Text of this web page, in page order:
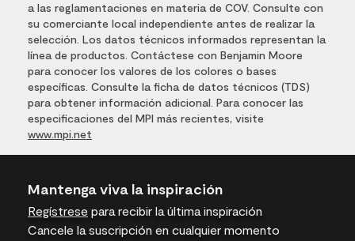
a las reglamentaciones en materia de COV. Consulte con
su comerciante local independiente antes de realizar la
selección. Los datos técnicos informados representan la
línea de productos. Contáctese con Benjamin Moore
para conocer los valores de los colores o bases
específicas. Consulte la ficha de datos técnicos (TDS)
para obtener información adicional. Para conocer las
especificaciones del MPI más recientes, visite
www.mpi.net
Mantenga viva la inspiración
Regístrese para recibir la última inspiración
Cancele la suscripción en cualquier momento